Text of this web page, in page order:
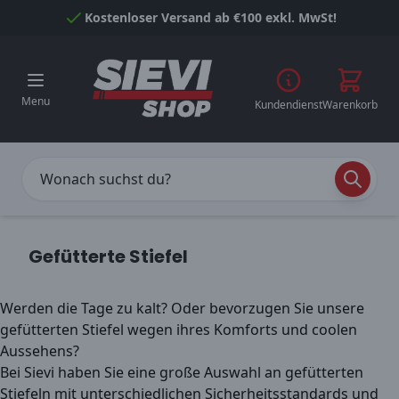
Skip to ContentKostenloser Versand ab €100 exkl. MwSt!
Menu KundendienstWarenkorb
Gefütterte Stiefel
Werden die Tage zu kalt? Oder bevorzugen Sie unsere
gefütterten Stiefel wegen ihres Komforts und coolen
Aussehens?
Bei Sievi haben Sie eine große Auswahl an gefütterten
Stiefeln mit unterschiedlichen Sicherheitsstandards und